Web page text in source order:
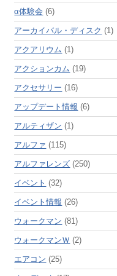
α体験会 (6)
アーカイバル・ディスク (1)
アクアリウム (1)
アクションカム (19)
アクセサリー (16)
アップデート情報 (6)
アルティザン (1)
アルファ (115)
アルファレンズ (250)
イベント (32)
イベント情報 (26)
ウォークマン (81)
ウォークマンＷ (2)
エアコン (25)